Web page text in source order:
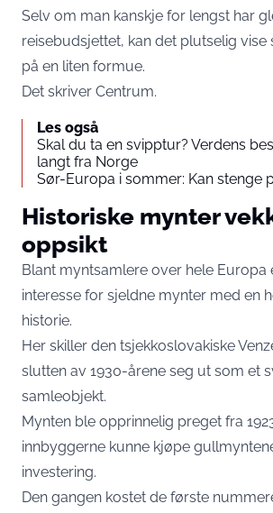
Selv om man kanskje for lengst har
reisebudsjettet, kan det plutselig vise
på en liten formue.
Det skriver Centrum.
Les også
Skal du ta en svipptur? Verdens
langt fra Norge
Sør-Europa i sommer: Kan stenge
Historiske mynter
oppsikt
Blant myntsamlere over hele Europa
interesse for sjeldne mynter med en
historie.
Her skiller den tsjekkoslovakiske
slutten av 1930-årene seg ut som et
samleobjekt.
Mynten ble opprinnelig preget fra
innbyggerne kunne kjøpe
investering.
Den gangen kostet de første